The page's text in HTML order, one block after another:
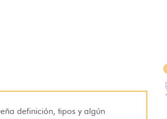
definición, tipos y algún